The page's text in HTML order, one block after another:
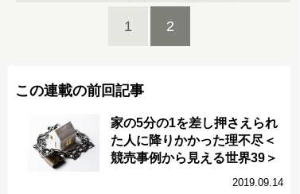
1 2
この連載の前回記事
家の5分の1を差し押さえられ
た人に降りかかった理不尽＜
競売事例から見える世界39＞
2019.09.14